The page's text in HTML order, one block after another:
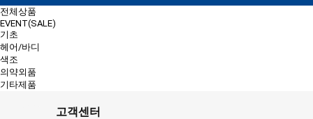
전체상품
EVENT(SALE)
기초
헤어/바디
색조
의약외품
기타제품
고객센터